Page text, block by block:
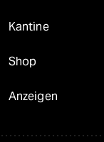
Kantine
Shop
Anzeigen